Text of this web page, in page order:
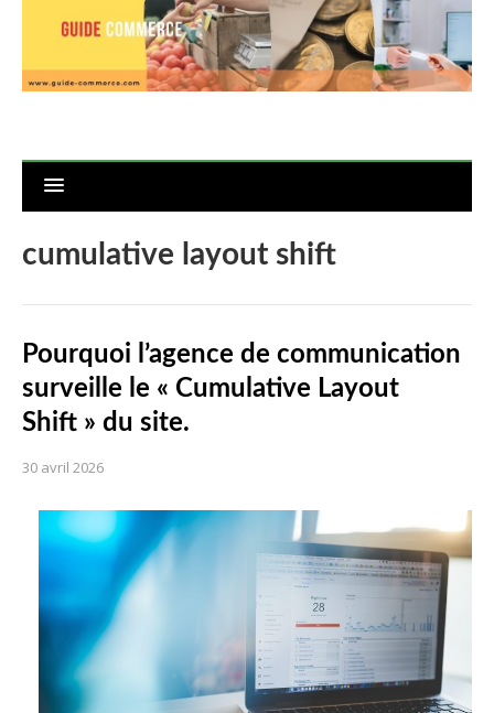
cumulative layout shift
Pourquoi l’agence de communication
surveille le « Cumulative Layout
Shift » du site.
30 avril 2026